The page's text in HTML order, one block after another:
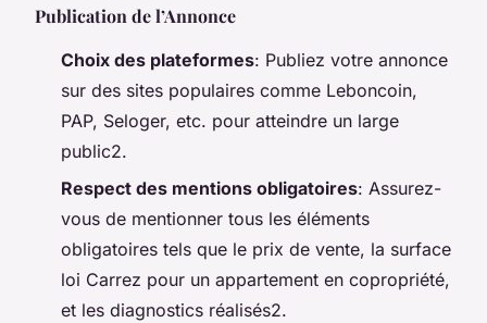
Publication de l’Annonce
Choix des plateformes: Publiez votre annonce
sur des sites populaires comme Leboncoin,
PAP, Seloger, etc. pour atteindre un large
public2.
Respect des mentions obligatoires: Assurez-
vous de mentionner tous les éléments
obligatoires tels que le prix de vente, la surface
loi Carrez pour un appartement en copropriété,
et les diagnostics réalisés2.